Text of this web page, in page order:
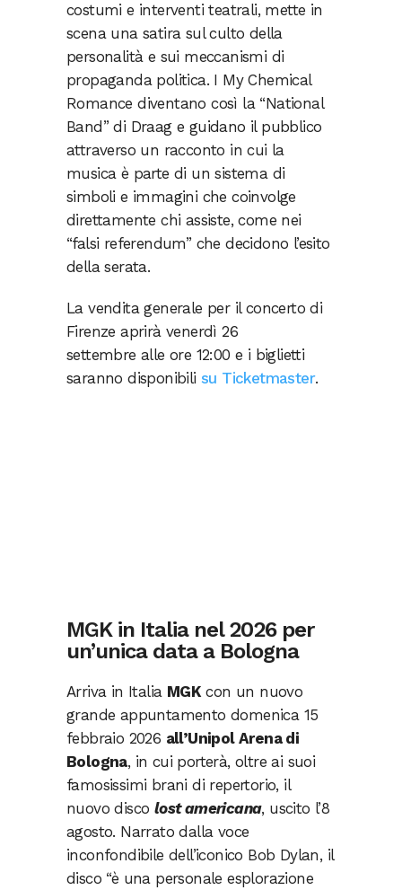
costumi e interventi teatrali, mette in
scena una satira sul culto della
personalità e sui meccanismi di
propaganda politica. I My Chemical
Romance diventano così la “National
Band” di Draag e guidano il pubblico
attraverso un racconto in cui la
musica è parte di un sistema di
simboli e immagini che coinvolge
direttamente chi assiste, come nei
“falsi referendum” che decidono l’esito
della serata.
La vendita generale per il concerto di
Firenze aprirà venerdì 26
settembre alle ore 12:00 e i biglietti
saranno disponibili su Ticketmaster.
MGK in Italia nel 2026 per
un’unica data a Bologna
Arriva in Italia MGK con un nuovo
grande appuntamento domenica 15
febbraio 2026 all’Unipol Arena di
Bologna, in cui porterà, oltre ai suoi
famosissimi brani di repertorio, il
nuovo disco lost americana, uscito l’8
agosto. Narrato dalla voce
inconfondibile dell’iconico Bob Dylan, il
disco “è una personale esplorazione